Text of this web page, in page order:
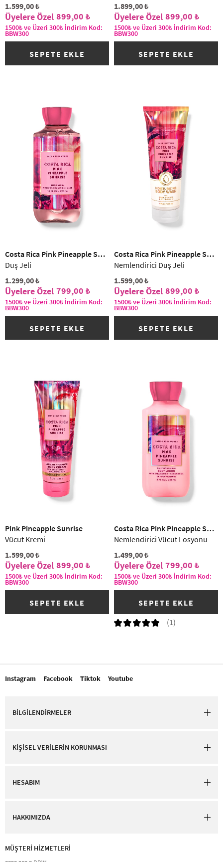
1.599,00 ₺
899,00 ₺
1500₺ ve Üzeri 300₺ İndirim Kod:
BBW300
SEPETE EKLE
1.899,00 ₺
899,00 ₺
1500₺ ve Üzeri 300₺ İndirim Kod:
BBW300
SEPETE EKLE
Costa Rica Pink Pineapple Sunrise
Duş Jeli
1.299,00 ₺
799,00 ₺
1500₺ ve Üzeri 300₺ İndirim Kod:
BBW300
SEPETE EKLE
Costa Rica Pink Pineapple Sunrise
Nemlendirici Duş Jeli
1.599,00 ₺
899,00 ₺
1500₺ ve Üzeri 300₺ İndirim Kod:
BBW300
SEPETE EKLE
Pink Pineapple Sunrise
Vücut Kremi
1.599,00 ₺
899,00 ₺
1500₺ ve Üzeri 300₺ İndirim Kod:
BBW300
SEPETE EKLE
Costa Rica Pink Pineapple Sunrise
Nemlendirici Vücut Losyonu
1.499,00 ₺
799,00 ₺
1500₺ ve Üzeri 300₺ İndirim Kod:
BBW300
(1)
SEPETE EKLE
Instagram Facebook Tiktok Youtube
BİLGİLENDİRMELER
KİŞİSEL VERİLERİN KORUNMASI
HESABIM
HAKKIMIZDA
MÜŞTERİ HİZMETLERİ​